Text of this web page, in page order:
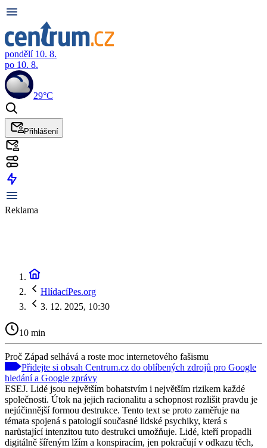
pondělí 10. 8.
po 10. 8.
29°C
Přihlášení
Reklama
HlídacíPes.org
3. 12. 2025, 10:30
10 min
Proč Západ selhává a roste moc internetového fašismu
Přidejte si obsah Centrum.cz do oblíbených zdrojů pro Google
hledání a Google zprávy
ESEJ. Lidé jsou největším bohatstvím i největším rizikem každé
společnosti. Útok na jejich racionalitu a schopnost rozlišit pravdu je
nejúčinnější formou destrukce. Tento text se proto zaměřuje na
témata spojená s patologií současné lidské psychiky, která s
narůstající intenzitou tuto destrukci umožňuje. Lidé, kteří propadli
digitálně šířeným lžím a konspiracím, jen pokračují v odkazu těch,